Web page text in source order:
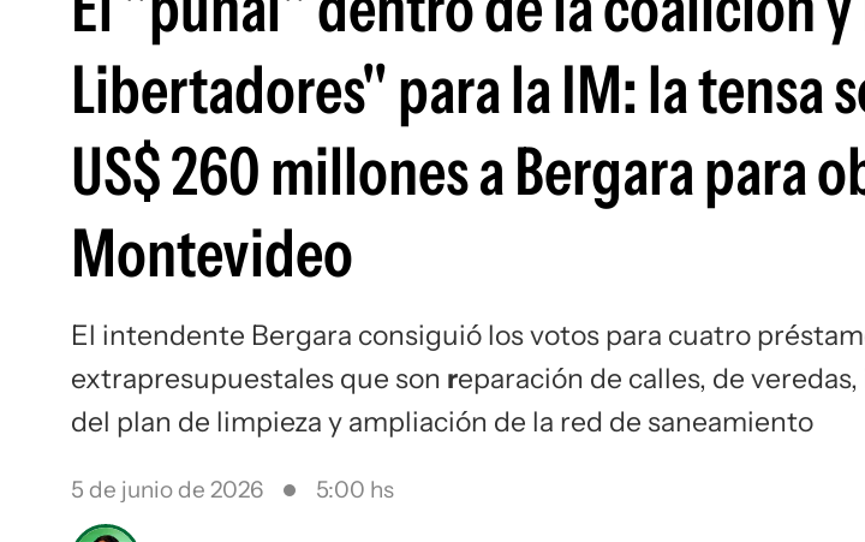
Libertadores" para la IM: la tensa
US$ 260 millones a Bergara para
Montevideo
El intendente Bergara consiguió los votos para cuatro
extrapresupuestales que son reparación de calles, de
del plan de limpieza y ampliación de la red de saneamiento
5 de junio de 2026 5:00 hs